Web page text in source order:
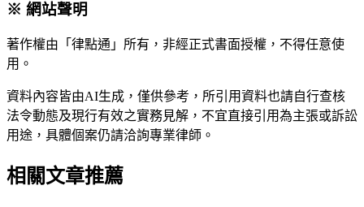
※ 網站聲明
著作權由「律點通」所有，非經正式書面授權，不得任意使
用。
資料內容皆由AI生成，僅供參考，所引用資料也請自行查核
法令動態及現行有效之實務見解，不宜直接引用為主張或訴訟
用途，具體個案仍請洽詢專業律師。
相關文章推薦